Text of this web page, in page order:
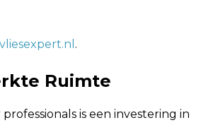
.
Ruimte
is een investering in